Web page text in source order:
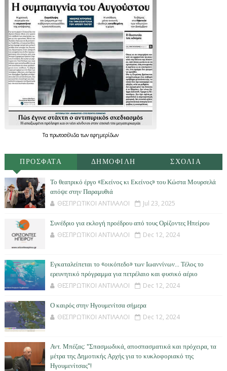
Τα πρωτοσέλιδατων εφημερίδων
ΠΡΟΣΦΑΤΑ ΔΗΜΟΦΙΛΗ ΣΧΟΛΙΑ
Το θεατρικό έργο «Εκείνος κι Εκείνος» του Κώστα Μουρσελά
απόψε στην Παραμυθιά
ΘΕΣΠΡΩΤΙΚΟΙ ΑΝΤΙΛΑΛΟΙ Jul 23, 2025
Συνέδριο για εκλογή προέδρου από τους Ορίζοντες Ηπείρου
ΘΕΣΠΡΩΤΙΚΟΙ ΑΝΤΙΛΑΛΟΙ Dec 12, 2024
Εγκαταλείπεται το «οικόπεδο» των Ιωαννίνων… Τέλος το
ερευνητικό πρόγραμμα για πετρέλαιο και φυσικό αέριο
ΘΕΣΠΡΩΤΙΚΟΙ ΑΝΤΙΛΑΛΟΙ Dec 12, 2024
Ο καιρός στην Ηγουμενίτσα σήμερα
ΘΕΣΠΡΩΤΙΚΟΙ ΑΝΤΙΛΑΛΟΙ Dec 12, 2024
Αντ. Μπέζας: "Σπασμωδικά, αποσπασματικά και πρόχειρα, τα
μέτρα της Δημοτικής Αρχής για το κυκλοφοριακό της
Ηγουμενίτσας"!